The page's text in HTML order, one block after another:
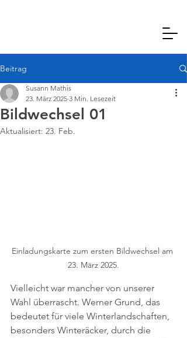
Beitrag
Bildwechsel 01
Susann Mathis
23. März 2025 3 Min. Lesezeit
Aktualisiert: 23. Feb.
Einladungskarte zum ersten Bildwechsel am
23. März 2025.
Vielleicht war mancher von unserer
Wahl überrascht. Werner Grund, das
bedeutet für viele Winterlandschaften,
besonders Winteräcker, durch die